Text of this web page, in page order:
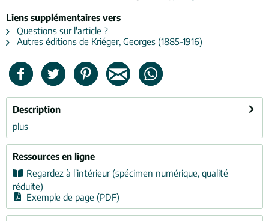
Liens supplémentaires vers
Questions sur l'article ?
Autres éditions de Kriéger, Georges (1885-1916)
Description
plus
Ressources en ligne
Regardez à l'intérieur (spécimen numérique, qualité
réduite)
Exemple de page (PDF)